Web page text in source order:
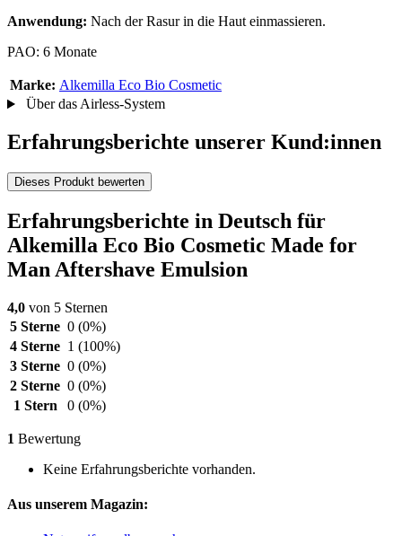
Anwendung: Nach der Rasur in die Haut einmassieren.
PAO: 6 Monate
Marke: Alkemilla Eco Bio Cosmetic
Über das Airless-System
Erfahrungsberichte unserer Kund:innen
Dieses Produkt bewerten
Erfahrungsberichte in Deutsch für
Alkemilla Eco Bio Cosmetic Made for
Man Aftershave Emulsion
4,0 von 5 Sternen
5 Sterne 0 (0%)
4 Sterne 1 (100%)
3 Sterne 0 (0%)
2 Sterne 0 (0%)
1 Stern
0 (0%)
1 Bewertung
Keine Erfahrungsberichte vorhanden.
Aus unserem Magazin: